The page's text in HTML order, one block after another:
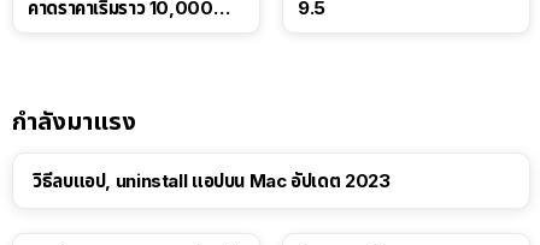
คาดราคาเริ่มราว 10,000
9.5
กำลังมาแรง
วิธีลบแอป, uninstall แอปบน Mac อัปเดต 2023